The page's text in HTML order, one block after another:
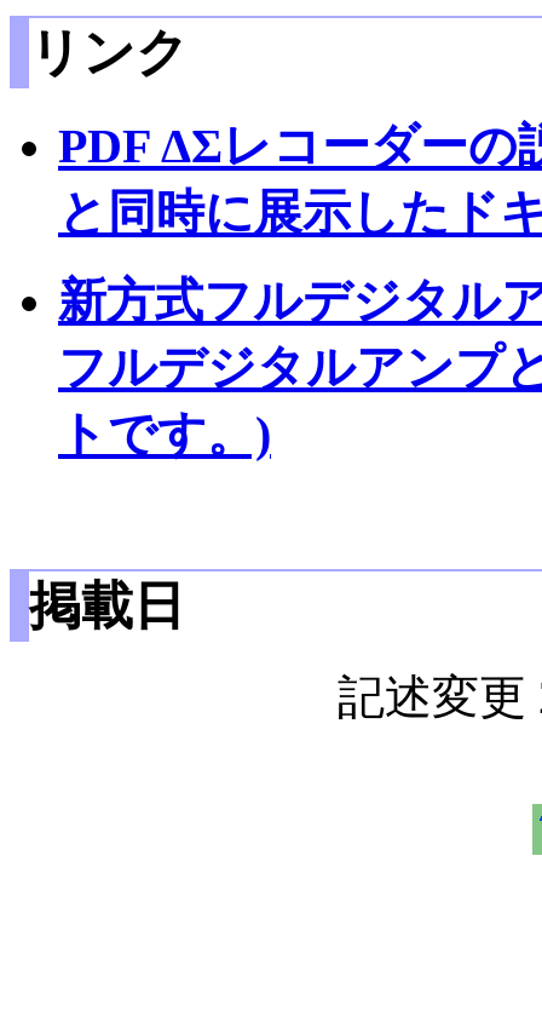
リンク
PDF ΔΣレコーダーの
と同時に展示したド
新方式フルデジタル
フルデジタルアンプ
トです。)
掲載日
記述変更